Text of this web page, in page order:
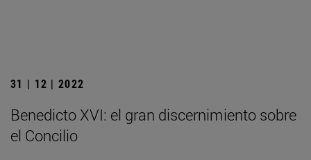
31 | 12 | 2022
Benedicto XVI: el gran discernimiento sobre
el Concilio